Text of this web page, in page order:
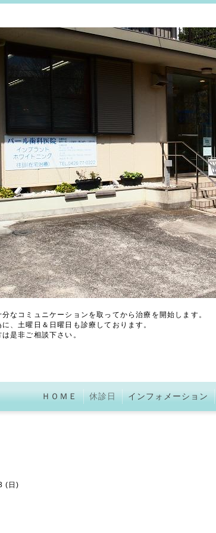
なコミュニケーションを取ってから治療を開始します。
、土曜日＆日曜日も診療しております。
是非ご相談下さい。
ＨＯＭＥ 休診日 インフォメーション
(日)